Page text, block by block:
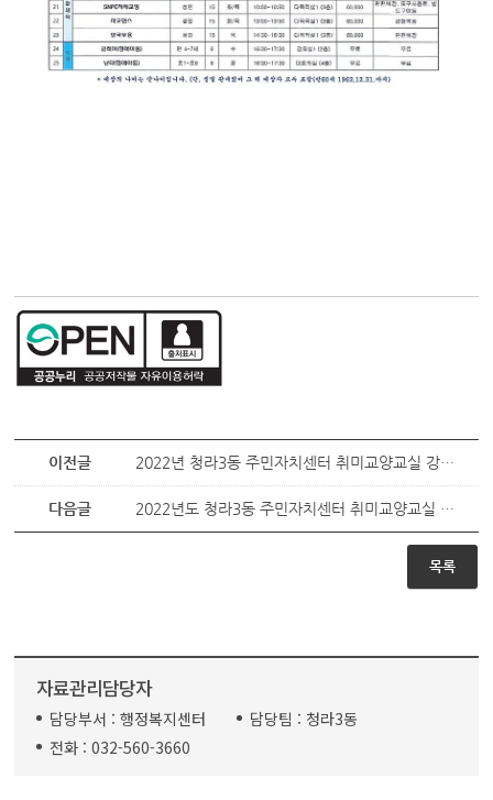
이전글 2022년 청라3동 주민자치센터 취미교양교실 강사 모집 공고
다음글 2022년도 청라3동 주민자치센터 취미교양교실 강사 모집 공고
목록
자료관리담당자
담당부서 : 행정복지센터 담당팀 : 청라3동
전화 : 032-560-3660